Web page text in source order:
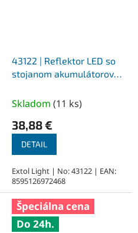
43122 | Reflektor LED so
stojanom akumulátorové
Skladom (11 ks)
38,88 €
DETAIL
Extol Light | No: 43122 | EAN:
8595126972468
Špeciálna cena
Do 24h.